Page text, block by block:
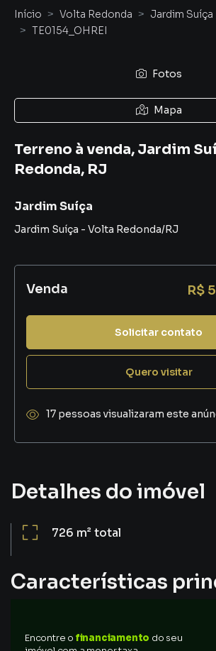
Detalhes do imóvel
726 m²total
Características
Encontre o financiamento do seu
Início Volta Redonda Jardim Suíça
TE0154_OHREI
Fotos
Mapa
Terreno à venda, Jardim
Redonda, RJ
Jardim Suíça
Jardim Suíça - Volta Redonda/RJ
Venda R$
Solicitar contato
Quero visitar
17 pessoas visualizaram este